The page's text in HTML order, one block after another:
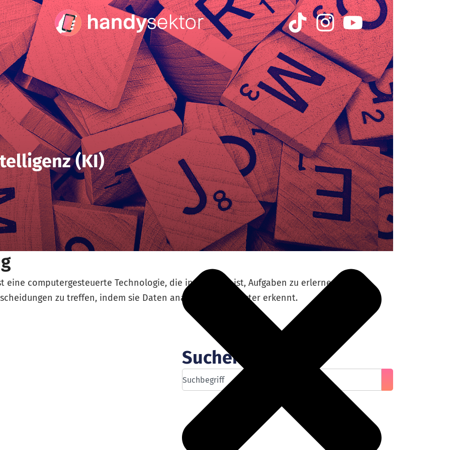
(KI)
computergesteuerte Technologie, die in der Lage ist, Aufgaben zu erlernen, zu
zu treffen, indem sie Daten analysiert und Muster erkennt.
Suchen